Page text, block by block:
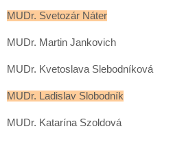
MUDr. Svetozár Náter
MUDr. Martin Jankovich
MUDr. Kvetoslava Slebodníková
MUDr. Ladislav Slobodník
MUDr. Katarína Szoldová